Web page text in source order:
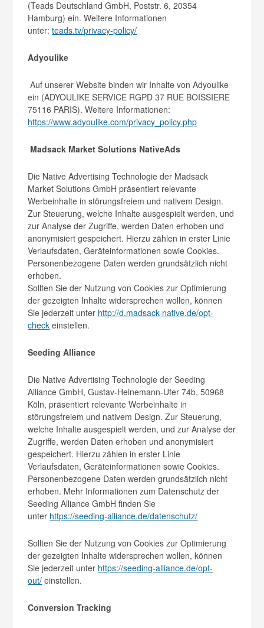
(Teads Deutschland GmbH, Poststr. 6, 20354
Hamburg) ein. Weitere Informationen
unter:teads.tv/privacy-policy/
Adyoulike
Auf unserer Website binden wir Inhalte von Adyoulike
ein (ADYOULIKE SERVICE RGPD 37 RUE BOISSIERE
75116 PARIS). Weitere Informationen:
https://www.adyoulike.com/privacy_policy.php
Madsack Market Solutions NativeAds
Die Native Advertising Technologie der Madsack
Market Solutions GmbH präsentiert relevante
Werbeinhalte in störungsfreiem und nativem Design.
Zur Steuerung, welche Inhalte ausgespielt werden, und
zur Analyse der Zugriffe, werden Daten erhoben und
anonymisiert gespeichert. Hierzu zählen in erster Linie
Verlaufsdaten, Geräteinformationen sowie Cookies.
Personenbezogene Daten werden grundsätzlich nicht
erhoben.
Sollten Sie der Nutzung von Cookies zur Optimierung
der gezeigten Inhalte widersprechen wollen, können
Sie jederzeit unter http://d.madsack-native.de/opt-
check einstellen.
Seeding Alliance
Die Native Advertising Technologie der Seeding
Alliance GmbH, Gustav-Heinemann-Ufer 74b, 50968
Köln, präsentiert relevante Werbeinhalte in
störungsfreiem und nativem Design. Zur Steuerung,
welche Inhalte ausgespielt werden, und zur Analyse der
Zugriffe, werden Daten erhoben und anonymisiert
gespeichert. Hierzu zählen in erster Linie
Verlaufsdaten, Geräteinformationen sowie Cookies.
Personenbezogene Daten werden grundsätzlich nicht
erhoben. Mehr Informationen zum Datenschutz der
Seeding Alliance GmbH finden Sie
unter https://seeding-alliance.de/datenschutz/
Sollten Sie der Nutzung von Cookies zur Optimierung
der gezeigten Inhalte widersprechen wollen, können
Sie jederzeit unter https://seeding-alliance.de/opt-
out/ einstellen.
Conversion Tracking